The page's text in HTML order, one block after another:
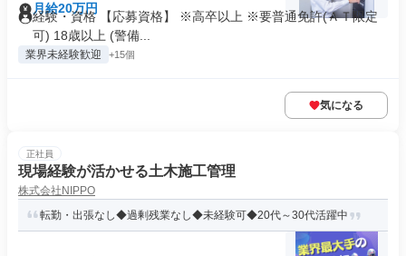
月給20万円
経験・資格 【応募資格】 ※高卒以上 ※要普通免許(ＡＴ限定
可) 18歳以上 (警備...
業界未経験歓迎 +15個
気になる
正社員
現場経験が活かせる土木施工管理
株式会社NIPPO
転勤・出張なし◆過剰残業なし◆未経験可◆20代～30代活躍中